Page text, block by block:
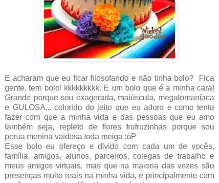
E acharam que eu ficar filosofando e não tinha bolo? Fica
gente, tem bolo! kkkkkkkkk. E um bolo que é a minha cara!
Grande porque sou exagerada, maiúscula, megalomaníaca
e GULOSA... colorido do jeito que eu adoro e como tento
fazer com que a minha vida e das pessoas que eu amo
também seja, repleto de flores frufruzinhas porque sou
perua menina vaidosa toda meiga ;oP
Esse bolo eu ofereço e divido com cada um de vocês,
família, amigos, alunos, parceiros, colegas de trabalho e
meus amigos virtuais, mas que na maioria das vezes são
presenças muito reais na minha vida, e principalmente com